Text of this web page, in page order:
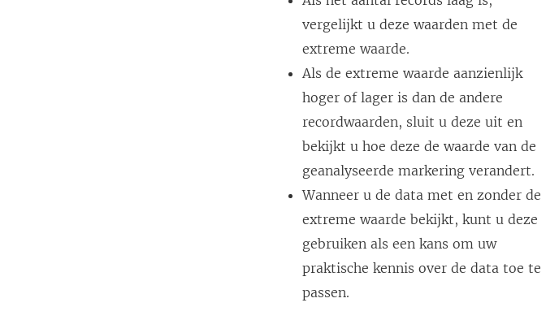
vergelijkt u deze waarden met de
extreme waarde.
Als de extreme waarde aanzienlijk
hoger of lager is dan de andere
recordwaarden, sluit u deze uit en
bekijkt u hoe deze de waarde van de
geanalyseerde markering verandert.
Wanneer u de data met en zonder de
extreme waarde bekijkt, kunt u deze
gebruiken als een kans om uw
praktische kennis over de data toe te
passen.